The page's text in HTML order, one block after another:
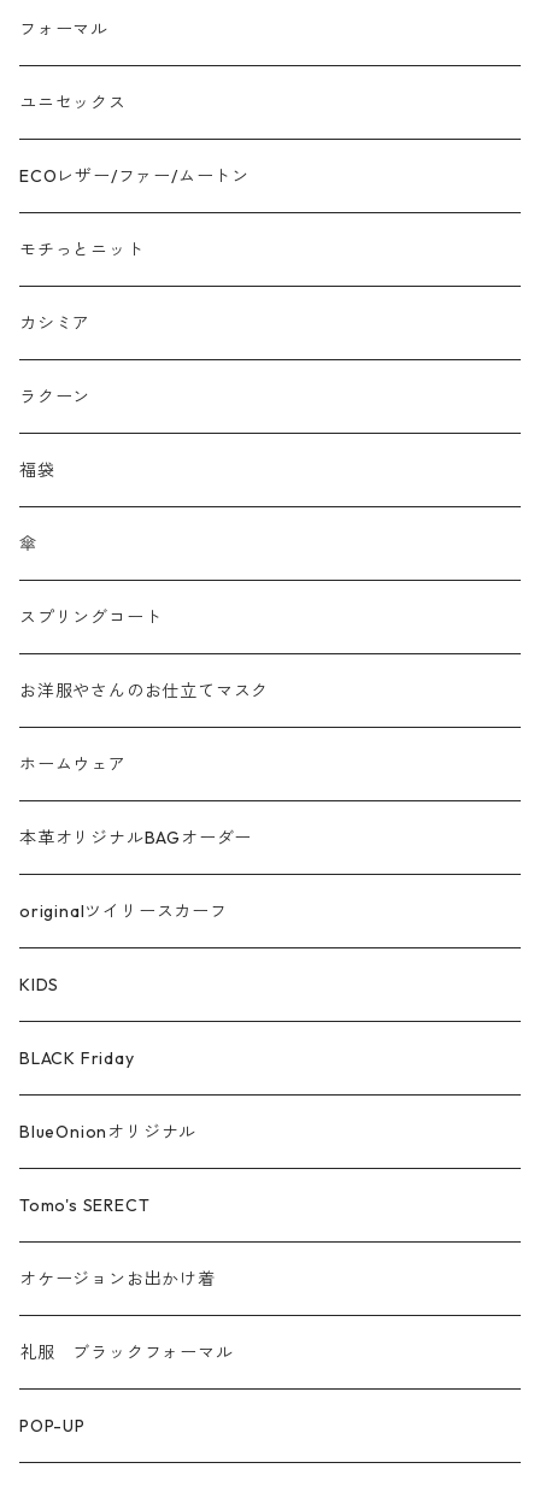
モチッとニット
ツイード
ジャガード
接触冷感
プリント柄物
刺繍レース
メッシュ
チュール
フリンジ フェザー
シャギー
ラメ
サテン
綿ローン
シルケットコットン
ファー ムートン
汗染み防止
フォーマル
ユニセックス
ECOレザー/ファー/ムートン
モチっとニット
カシミア
ラクーン
福袋
傘
スプリングコート
お洋服やさんのお仕立てマスク
ホームウェア
本革オリジナルBAGオーダー
originalツイリースカーフ
KIDS
BLACK Friday
BlueOnionオリジナル
Tomo's SERECT
オケージョンお出かけ着
礼服 ブラックフォーマル
POP-UP